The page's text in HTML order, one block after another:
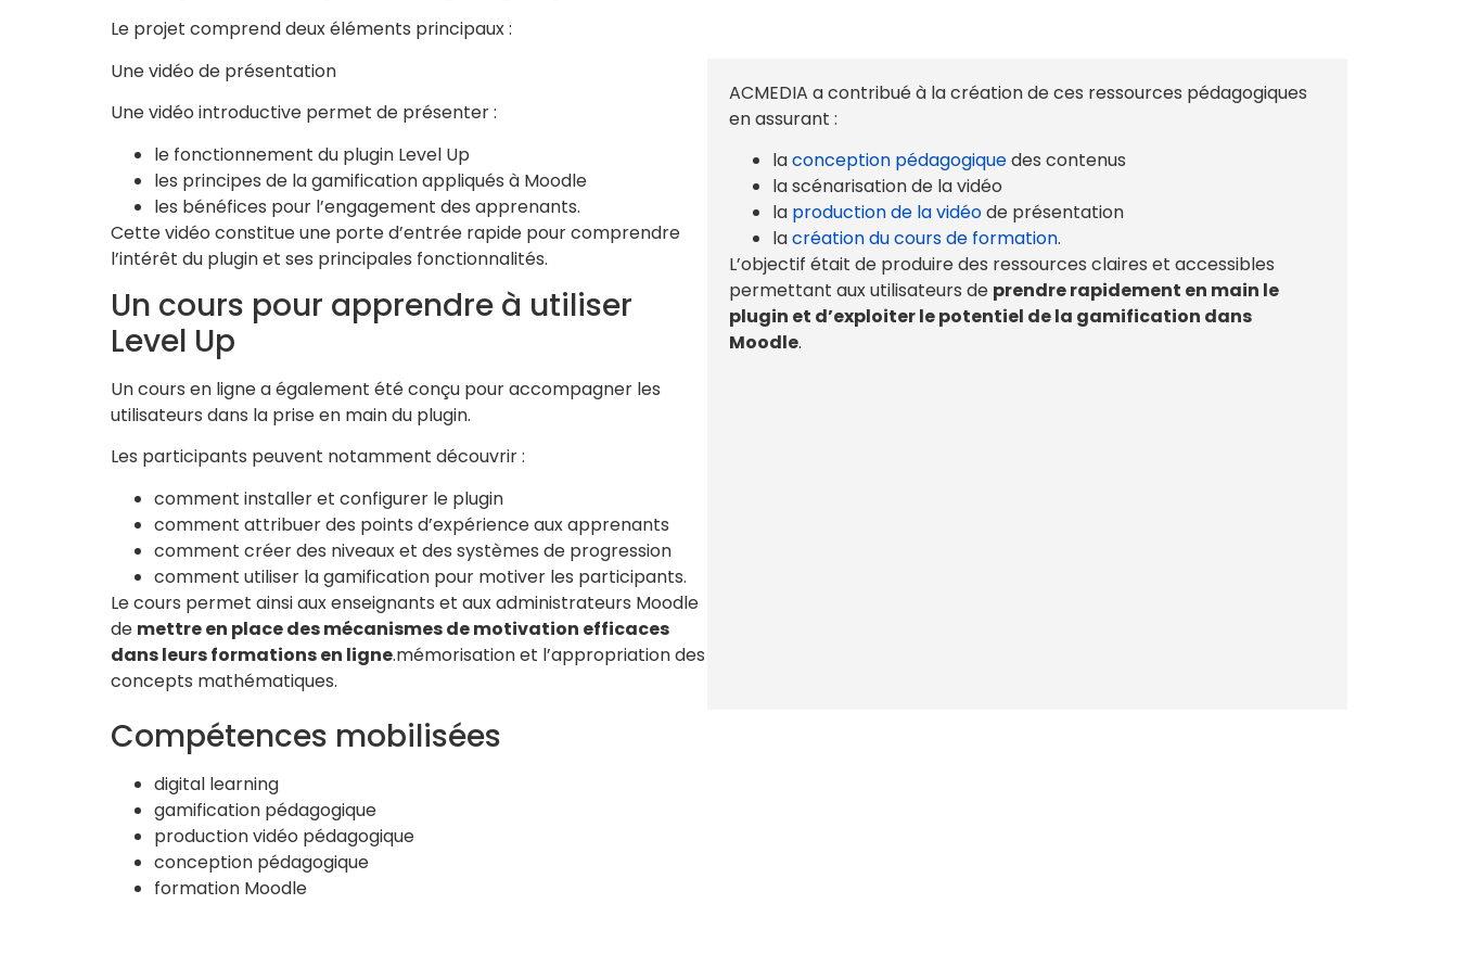
Le projet comprend deux éléments principaux :
Une vidéo de présentation
Une vidéo introductive permet de présenter :
le fonctionnement du plugin Level Up
les principes de la gamification appliqués à Moodle
les bénéfices pour l’engagement des apprenants.
Cette vidéo constitue une porte d’entrée rapide pour comprendre
l’intérêt du plugin et ses principales fonctionnalités.
Un cours pour apprendre à utiliser
Level Up
Un cours en ligne a également été conçu pour accompagner les
utilisateurs dans la prise en main du plugin.
Les participants peuvent notamment découvrir :
comment installer et configurer le plugin
comment attribuer des points d’expérience aux apprenants
comment créer des niveaux et des systèmes de progression
comment utiliser la gamification pour motiver les participants.
Le cours permet ainsi aux enseignants et aux administrateurs Moodle
de mettre en place des mécanismes de motivation efficaces
dans leurs formations en ligne.mémorisation et l’appropriation des
concepts mathématiques.
ACMEDIA a contribué à la création de ces ressources pédagogiques
en assurant :
laconception pédagogiquedes contenus
la scénarisation de la vidéo
la production de la vidéode présentation
lacréation du cours de formation.
L’objectif était de produire des ressources claires et accessibles
permettant aux utilisateurs de prendre rapidement en main le
plugin et d’exploiter le potentiel de la gamification dans
Moodle.
Compétences mobilisées
digital learning
gamification pédagogique
production vidéo pédagogique
conception pédagogique
formation Moodle